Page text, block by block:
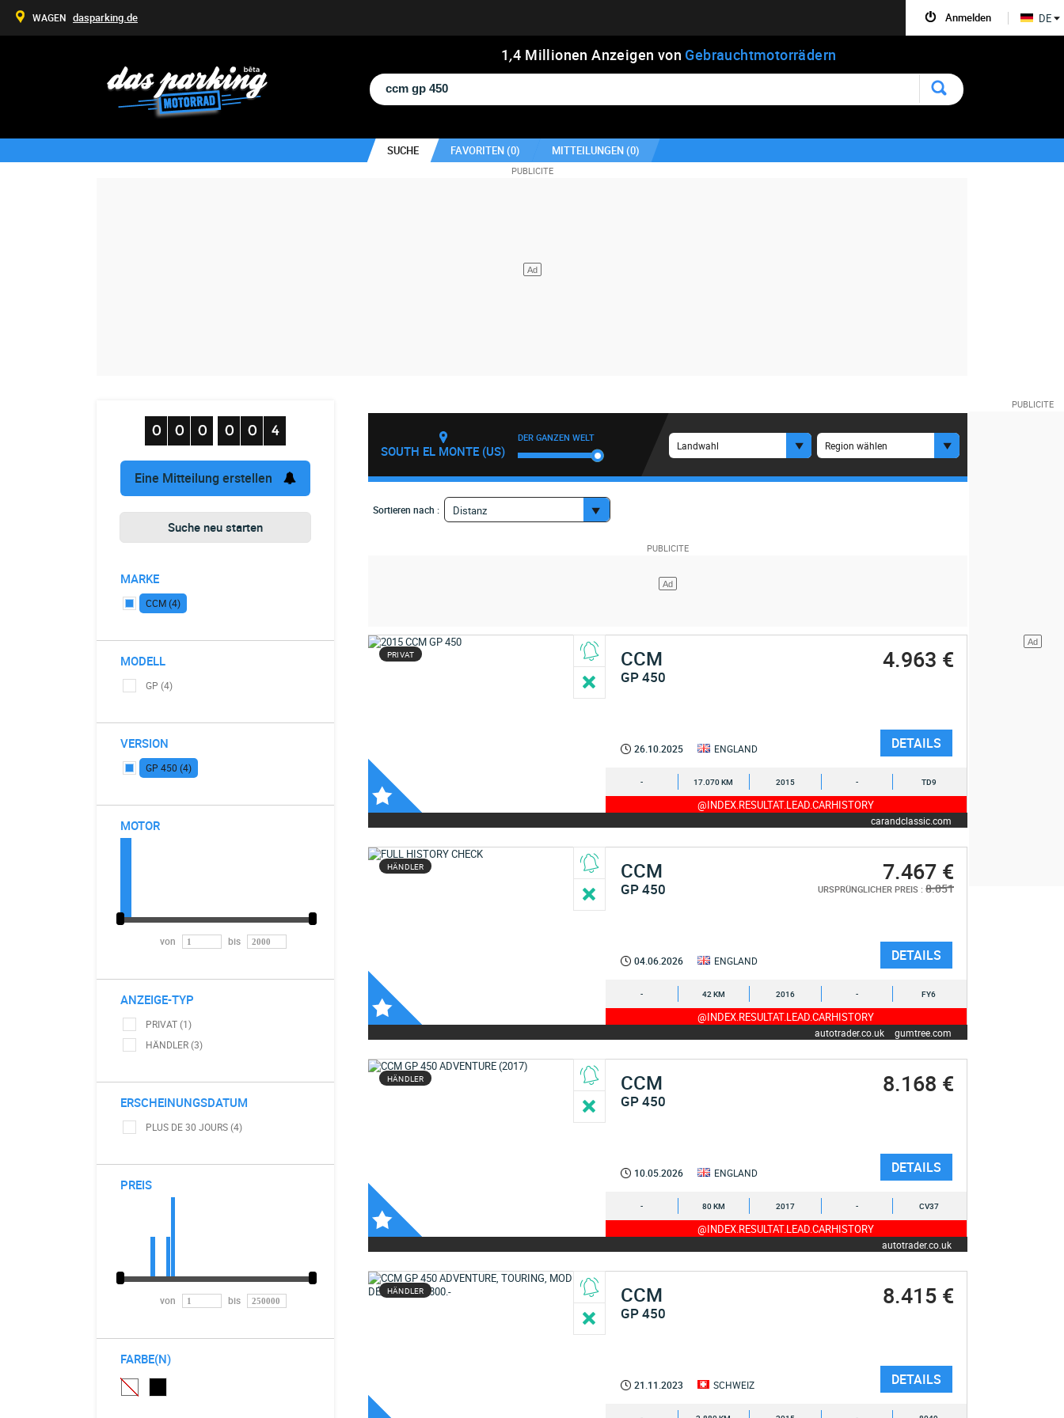
1,4 Millionen Anzeigen von Gebrauchtmotorrädern
SUCHE FAVORITEN (0) MITTEILUNGEN (0)
Eine Mitteilung erstellen
Suche neu starten
MARKE
CCM (4)
MODELL
GP (4)
VERSION
GP 450 (4)
MOTOR
von bis
ANZEIGE-TYP
PRIVAT (1)
HÄNDLER (3)
ERSCHEINUNGSDATUM
PLUS DE 30 JOURS (4)
PREIS
von bis
FARBE(N)
SOUTH EL MONTE (US)
DER GANZEN WELT
Landwahl Region wählen
Sortieren nach : Distanz
PRIVAT CCM
GP 450
4.963 €
26.10.2025 ENGLAND DETAILS
- 17.070 KM 2015 - TD9
@INDEX.RESULTAT.LEAD.CARHISTORY
carandclassic.com
HÄNDLER CCM
GP 450
7.467 €
URSPRÜNGLICHER PREIS : 8.051
04.06.2026 ENGLAND DETAILS
- 42 KM 2016 - FY6
@INDEX.RESULTAT.LEAD.CARHISTORY
autotrader.co.uk gumtree.com
HÄNDLER CCM
GP 450
8.168 €
10.05.2026 ENGLAND DETAILS
- 80 KM 2017 - CV37
@INDEX.RESULTAT.LEAD.CARHISTORY
autotrader.co.uk
HÄNDLER CCM
GP 450
8.415 €
21.11.2023 SCHWEIZ DETAILS
Anmelden
WAGEN dasparking.de DE